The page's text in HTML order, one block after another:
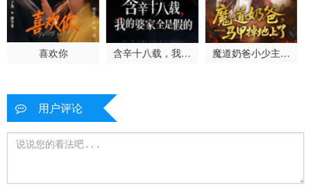
喜欢你
含辛十八载，我的
魔道奶爸小少主的
用户评论